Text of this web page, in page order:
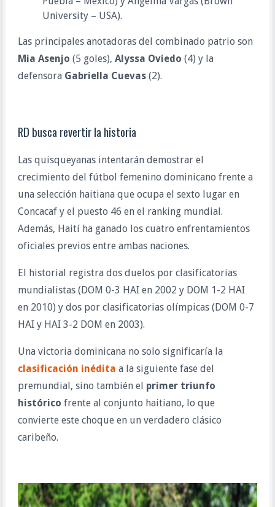
University – USA).
Las principales anotadoras del combinado patrio son
Mia Asenjo (5 goles), Alyssa Oviedo (4) y la
defensora Gabriella Cuevas (2).
RD busca revertir la historia
Las quisqueyanas intentarán demostrar el
crecimiento del fútbol femenino dominicano frente a
una selección haitiana que ocupa el sexto lugar en
Concacaf y el puesto 46 en el ranking mundial.
Además, Haití ha ganado los cuatro enfrentamientos
oficiales previos entre ambas naciones.
El historial registra dos duelos por clasificatorias
mundialistas (DOM 0-3 HAI en 2002 y DOM 1-2 HAI
en 2010) y dos por clasificatorias olímpicas (DOM 0-7
HAI y HAI 3-2 DOM en 2003).
Una victoria dominicana no solo significaría la
clasificación inédita a la siguiente fase del
premundial, sino también el primer triunfo
histórico frente al conjunto haitiano, lo que
convierte este choque en un verdadero clásico
caribeño.